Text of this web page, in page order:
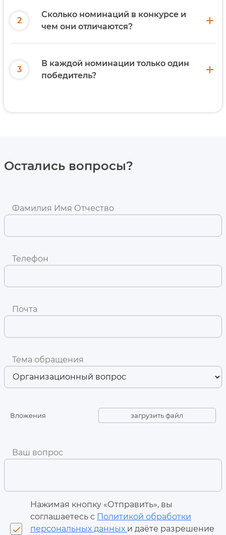
Сколько номинаций в конкурсе и
чем они отличаются?
add
В каждой номинации только один
победитель?
add
Остались вопросы?
Фамилия Имя Отчество
Телефон
Почта
Тема обращения
Вложения загрузить файл
Ваш вопрос
Нажимая кнопку «Отправить», вы
соглашаетесь с Политикой обработки
персональных данных и даёте разрешение
check